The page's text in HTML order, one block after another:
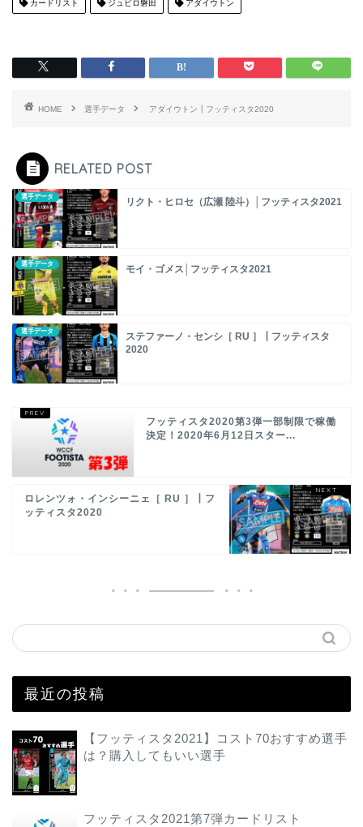
カードリスト ジュビロ磐田 アダイウトン
HOME 選手データ アダイウトン┃フッティスタ2020
RELATED POST
選手データ リクト・ヒロセ（広瀬 陸斗）│フッティスタ2021
選手データ モイ・ゴメス│フッティスタ2021
選手データ
ステファーノ・センシ［ RU ］┃フッティスタ
2020
フッティスタ2020第3弾一部制限で稼働
決定！2020年6月12日スター...
ロレンツォ・インシーニェ［ RU ］┃フ
ッティスタ2020
最近の投稿
【フッティスタ2021】コスト70おすすめ選手
は？購入してもいい選手
フッティスタ2021第7弾カードリスト